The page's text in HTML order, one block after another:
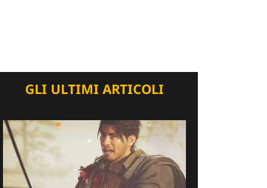
GLI ULTIMI ARTICOLI